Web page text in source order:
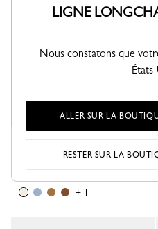
Cuir - Papier
+ 1
LIGNE
Nous constatons que
ALLER SUR LA
RESTER SUR LA